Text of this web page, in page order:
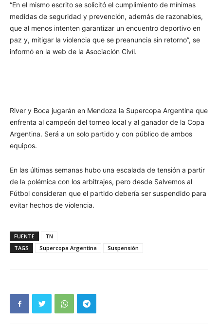
“En el mismo escrito se solicitó el cumplimiento de mínimas
medidas de seguridad y prevención, además de razonables,
que al menos intenten garantizar un encuentro deportivo en
paz y, mitigar la violencia que se preanuncia sin retorno”, se
informó en la web de la Asociación Civíl.
River y Boca jugarán en Mendoza la Supercopa Argentina que
enfrenta al campeón del torneo local y al ganador de la Copa
Argentina. Será a un solo partido y con público de ambos
equipos.
En las últimas semanas hubo una escalada de tensión a partir
de la polémica con los arbitrajes, pero desde Salvemos al
Fútbol consideran que el partido debería ser suspendido para
evitar hechos de violencia.
FUENTE
TN
TAGS
Supercopa Argentina Suspensión